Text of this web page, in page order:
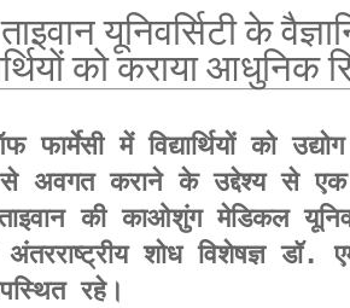
यूनिवर्सिटी के
को कराया आधुनिक
में विद्यार्थियों को
अवगत कराने के उद्देश्य से एक
की काओशुंग मेडिकल
शोध विशेषज्ञ
रहे।